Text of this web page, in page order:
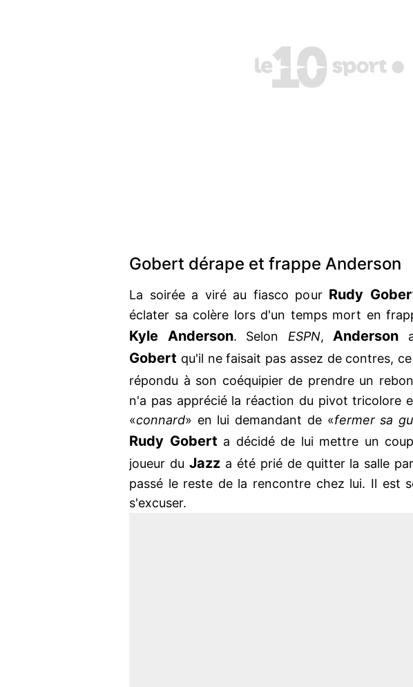
Gobert dérape et frappe Anderson
La soirée a viré au fiasco pour Rudy
éclater sa colère lors d'un temps mort en
Kyle Anderson. Selon ESPN, Anderson
Gobert qu'il ne faisait pas assez de contres,
répondu à son coéquipier de prendre un
n'a pas apprécié la réaction du pivot tricolore
«connard» en lui demandant de «fermer sa
Rudy Gobert a décidé de lui mettre un
joueur du Jazza été prié de quitter la salle
passé le reste de la rencontre chez lui. Il est
s'excuser.